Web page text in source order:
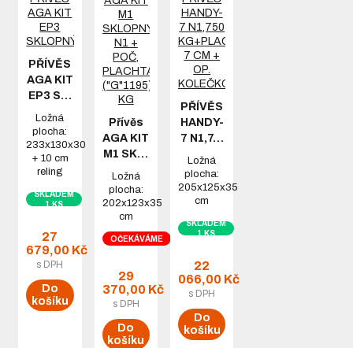
PŘÍVĚS
AGA KIT
EP3 S…
Ložná
plocha:
233x130x30
+ 10 cm
reling
SKLADEM
1 KS
27
679,00 Kč
s DPH
Do
košíku
Přívěs
AGA KIT
M1 SK…
Ložná
plocha:
202x123x35
cm
OČEKÁVÁME
29
370,00 Kč
s DPH
Do
košíku
PŘÍVĚS
HANDY-
7 N1,7…
Ložná
plocha:
205x125x35
cm
SKLADEM
1 KS
22
066,00 Kč
s DPH
Do
košíku